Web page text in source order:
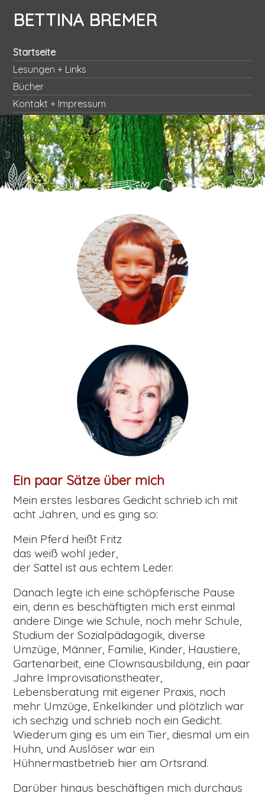
BETTINA BREMER
Startseite
Lesungen + Links
Bücher
Kontakt + Impressum
Ein paar Sätze über mich
Mein erstes lesbares Gedicht schrieb ich mit
acht Jahren, und es ging so:
Mein Pferd heißt Fritz
das weiß wohl jeder,
der Sattel ist aus echtem Leder.
Danach legte ich eine schöpferische Pause
ein, denn es beschäftigten mich erst einmal
andere Dinge wie Schule, noch mehr Schule,
Studium der Sozialpädagogik, diverse
Umzüge, Männer, Familie, Kinder, Haustiere,
Gartenarbeit, eine Clownsausbildung, ein paar
Jahre Improvisationstheater,
Lebensberatung mit eigener Praxis, noch
mehr Umzüge, Enkelkinder und plötzlich war
ich sechzig und schrieb noch ein Gedicht.
Wiederum ging es um ein Tier, diesmal um ein
Huhn, und Auslöser war ein
Hühnermastbetrieb hier am Ortsrand.
Darüber hinaus beschäftigen mich durchaus